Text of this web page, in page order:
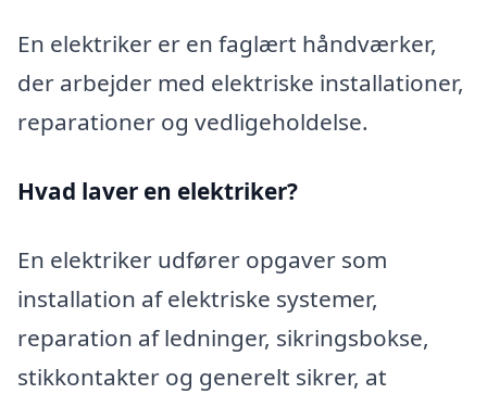
En elektriker er en faglært håndværker,
der arbejder med elektriske installationer,
reparationer og vedligeholdelse.
Hvad laver en elektriker?
En elektriker udfører opgaver som
installation af elektriske systemer,
reparation af ledninger, sikringsbokse,
stikkontakter og generelt sikrer, at